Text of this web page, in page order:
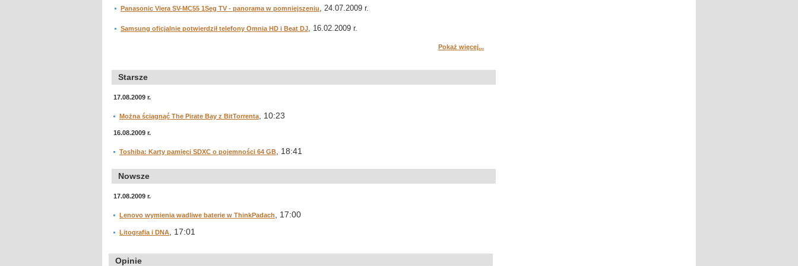
Panasonic Viera SV-MC55 1Seg TV - panorama w pomniejszeniu, 24.07.2009 r.
Samsung oficjalnie potwierdził telefony Omnia HD i Beat DJ, 16.02.2009 r.
Pokaż więcej...
Starsze
17.08.2009 r.
Można ściągnąć The Pirate Bay z BitTorrenta , 10:23
16.08.2009 r.
Toshiba: Karty pamięci SDXC o pojemności 64 GB , 18:41
Nowsze
17.08.2009 r.
Lenovo wymienia wadliwe baterie w ThinkPadach , 17:00
Litografia i DNA , 17:01
Opinie